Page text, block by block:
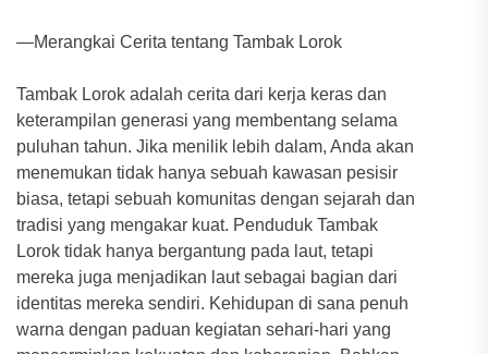
—Merangkai Cerita tentang Tambak Lorok
Tambak Lorok adalah cerita dari kerja keras dan
keterampilan generasi yang membentang selama
puluhan tahun. Jika menilik lebih dalam, Anda akan
menemukan tidak hanya sebuah kawasan pesisir
biasa, tetapi sebuah komunitas dengan sejarah dan
tradisi yang mengakar kuat. Penduduk Tambak
Lorok tidak hanya bergantung pada laut, tetapi
mereka juga menjadikan laut sebagai bagian dari
identitas mereka sendiri. Kehidupan di sana penuh
warna dengan paduan kegiatan sehari-hari yang